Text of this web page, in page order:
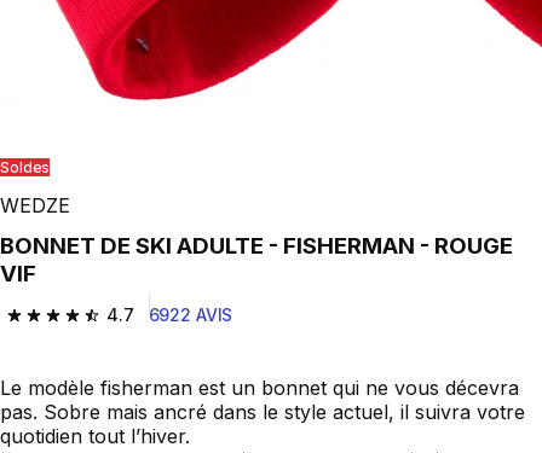
Soldes
WEDZE
BONNET DE SKI ADULTE - FISHERMAN - ROUGE
VIF
4.7
4.7 out of 5 stars from 6922 reviews
6922 AVIS
Le modèle fisherman est un bonnet qui ne vous décevra
pas. Sobre mais ancré dans le style actuel, il suivra votre
quotidien tout l’hiver.